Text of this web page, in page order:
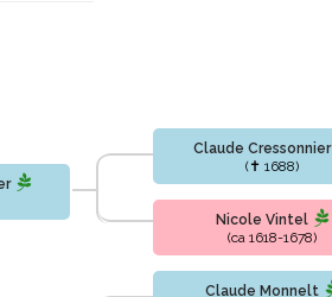
Claude Cressonnier
(✝ 1688)
Nicole Vintel
(ca 1618-1678)
Claude Monnelt